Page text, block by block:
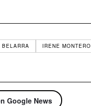
BELARRA IRENE MONTERO
Google News